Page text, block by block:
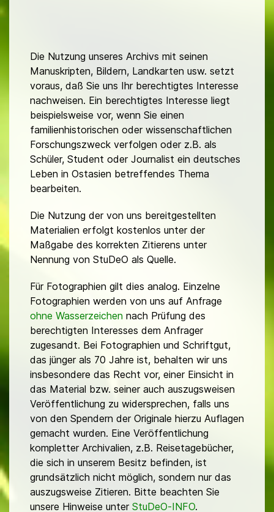
Die Nutzung unseres Archivs mit seinen
Manuskripten, Bildern, Landkarten usw. setzt
voraus, daß Sie uns Ihr berechtigtes Interesse
nachweisen. Ein berechtigtes Interesse liegt
beispielsweise vor, wenn Sie einen
familienhistorischen oder wissenschaftlichen
Forschungszweck verfolgen oder z.B. als
Schüler, Student oder Journalist ein deutsches
Leben in Ostasien betreffendes Thema
bearbeiten.
Die Nutzung der von uns bereitgestellten
Materialien erfolgt kostenlos unter der
Maßgabe des korrekten Zitierens unter
Nennung von StuDeO als Quelle.
Für Fotographien gilt dies analog. Einzelne
Fotographien werden von uns auf Anfrage
ohne Wasserzeichen nach Prüfung des
berechtigten Interesses dem Anfrager
zugesandt. Bei Fotographien und Schriftgut,
das jünger als 70 Jahre ist, behalten wir uns
insbesondere das Recht vor, einer Einsicht in
das Material bzw. seiner auch auszugsweisen
Veröffentlichung zu widersprechen, falls uns
von den Spendern der Originale hierzu Auflagen
gemacht wurden. Eine Veröffentlichung
kompletter Archivalien, z.B. Reisetagebücher,
die sich in unserem Besitz befinden, ist
grundsätzlich nicht möglich, sondern nur das
auszugsweise Zitieren. Bitte beachten Sie
unsere Hinweise unter StuDeO-INFO.